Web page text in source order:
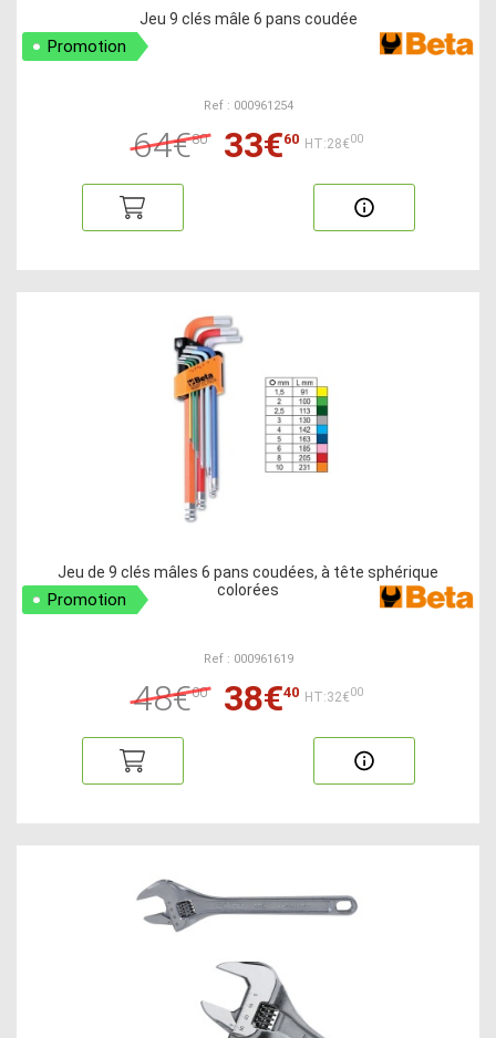
Jeu 9 clés mâle 6 pans coudée
Promotion
Ref : 000961254
64€80 33€60 HT:28€00
Jeu de 9 clés mâles 6 pans coudées, à tête sphérique
colorées
Promotion
Ref : 000961619
48€00 38€40 HT:32€00